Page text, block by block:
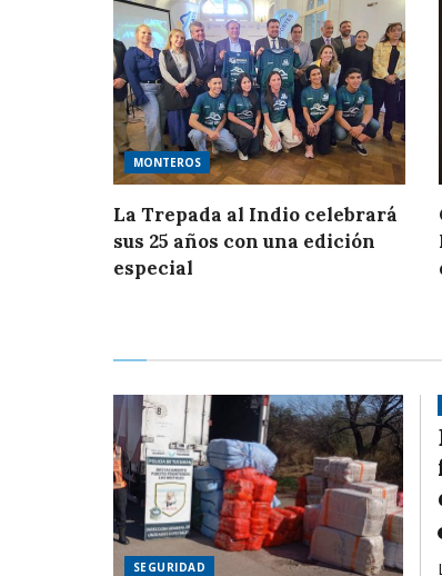
MONTEROS
La Trepada al Indio celebrará
sus 25 años con una edición
especial
SEGURIDAD